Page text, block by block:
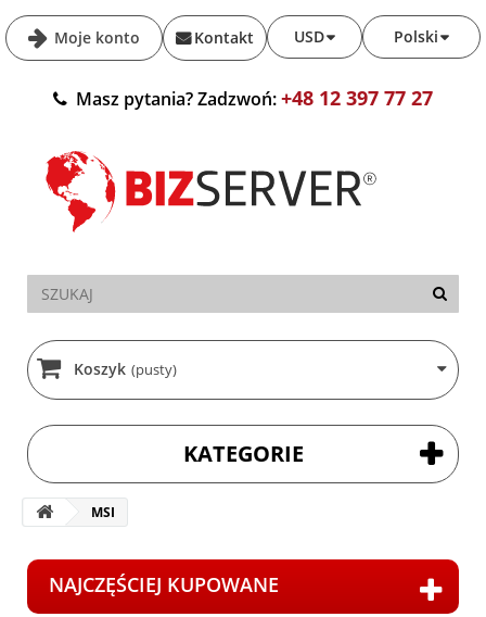
Moje konto Polski
USD
Kontakt
Masz pytania? Zadzwoń:+48 12 397 77 27
Koszyk (pusty)
KATEGORIE
MSI
NAJCZĘŚCIEJ KUPOWANE